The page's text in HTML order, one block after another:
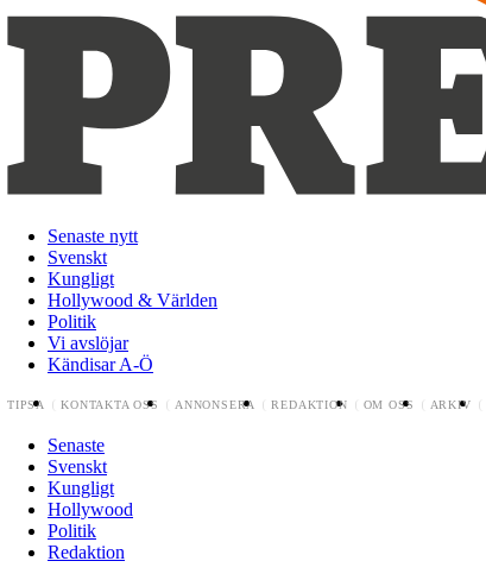
Senaste nytt
Svenskt
Kungligt
Hollywood & Världen
Politik
Vi avslöjar
Kändisar A-Ö
TIPSA KONTAKTA OSS ANNONSERA REDAKTION OM OSS ARKIV
Senaste
Svenskt
Kungligt
Hollywood
Politik
Redaktion